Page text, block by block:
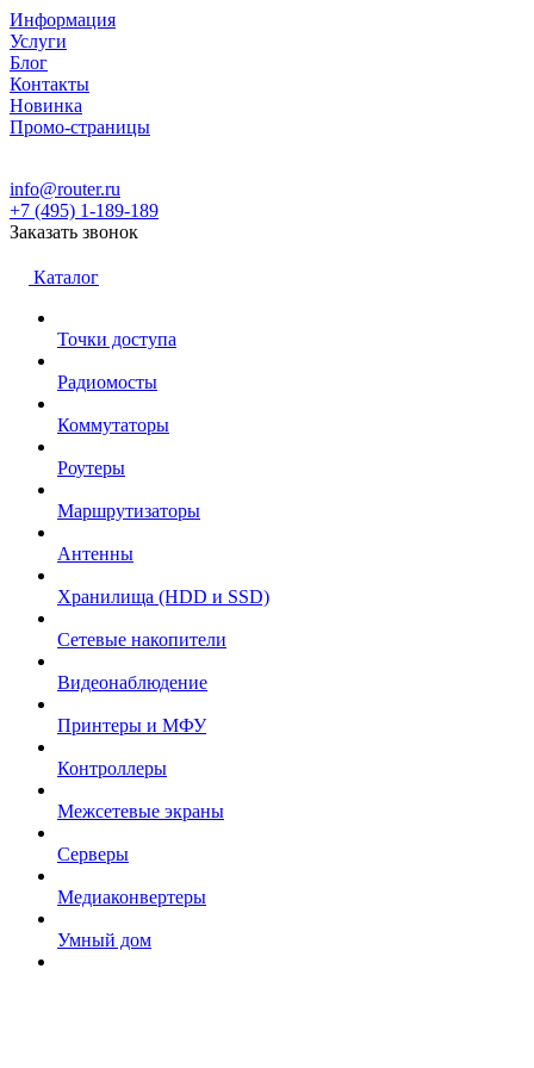
Информация
Услуги
Блог
Контакты
Новинка
Промо-страницы
info@router.ru
+7 (495) 1-189-189
Заказать звонок
Каталог
Точки доступа
Радиомосты
Коммутаторы
Роутеры
Маршрутизаторы
Антенны
Хранилища (HDD и SSD)
Сетевые накопители
Видеонаблюдение
Принтеры и МФУ
Контроллеры
Межсетевые экраны
Серверы
Медиаконвертеры
Умный дом